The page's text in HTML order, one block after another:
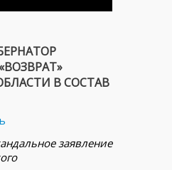
В СОСТАВ
заявление